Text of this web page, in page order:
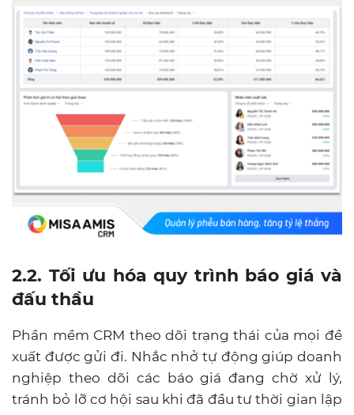
2.2. Tối ưu hóa quy trình báo giá và
đấu thầu
Phần mềm CRM theo dõi trạng thái của mọi đề
xuất được gửi đi. Nhắc nhở tự động giúp doanh
nghiệp theo dõi các báo giá đang chờ xử lý,
tránh bỏ lỡ cơ hội sau khi đã đầu tư thời gian lập